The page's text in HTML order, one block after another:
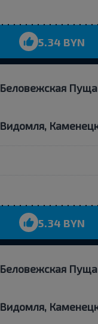
5.34 BYN
Беловежская Пуща
5.34 BYN
Беловежская Пуща